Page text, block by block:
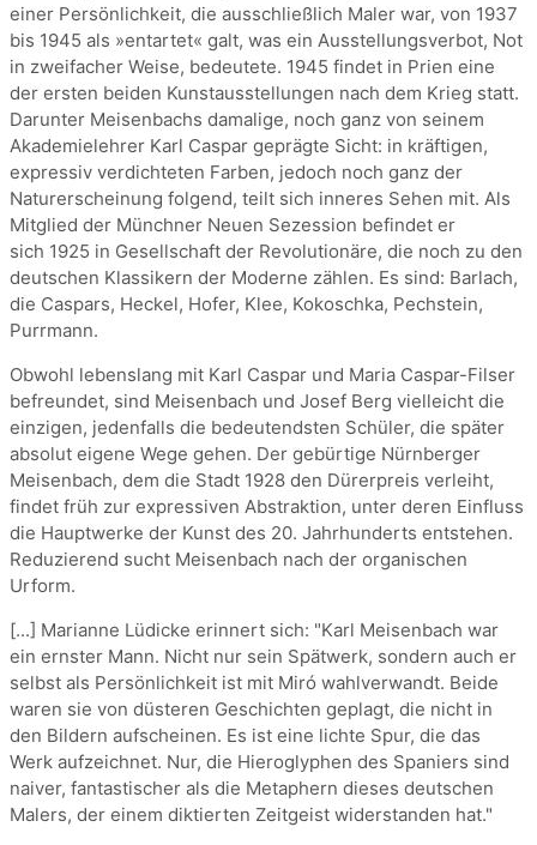
einer Persönlichkeit, die ausschließlich Maler war, von 1937
bis 1945 als »entartet« galt, was ein Ausstellungsverbot, Not
in zweifacher Weise, bedeutete. 1945 findet in Prien eine
der ersten beiden Kunstausstellungen nach dem Krieg statt.
Darunter Meisenbachs damalige, noch ganz von seinem
Akademielehrer Karl Caspar geprägte Sicht: in kräftigen,
expressiv verdichteten Farben, jedoch noch ganz der
Naturerscheinung folgend, teilt sich inneres Sehen mit. Als
Mitglied der Münchner Neuen Sezession befindet er
sich 1925 in Gesellschaft der Revolutionäre, die noch zu den
deutschen Klassikern der Moderne zählen. Es sind: Barlach,
die Caspars, Heckel, Hofer, Klee, Kokoschka, Pechstein,
Purrmann.
Obwohl lebenslang mit Karl Caspar und Maria Caspar-Filser
befreundet, sind Meisenbach und Josef Berg vielleicht die
einzigen, jedenfalls die bedeutendsten Schüler, die später
absolut eigene Wege gehen. Der gebürtige Nürnberger
Meisenbach, dem die Stadt 1928 den Dürerpreis verleiht,
findet früh zur expressiven Abstraktion, unter deren Einfluss
die Hauptwerke der Kunst des 20. Jahrhunderts entstehen.
Reduzierend sucht Meisenbach nach der organischen
Urform.
[...] Marianne Lüdicke erinnert sich: "Karl Meisenbach war
ein ernster Mann. Nicht nur sein Spätwerk, sondern auch er
selbst als Persönlichkeit ist mit Miró wahlverwandt. Beide
waren sie von düsteren Geschichten geplagt, die nicht in
den Bildern aufscheinen. Es ist eine lichte Spur, die das
Werk aufzeichnet. Nur, die Hieroglyphen des Spaniers sind
naiver, fantastischer als die Metaphern dieses deutschen
Malers, der einem diktierten Zeitgeist widerstanden hat."